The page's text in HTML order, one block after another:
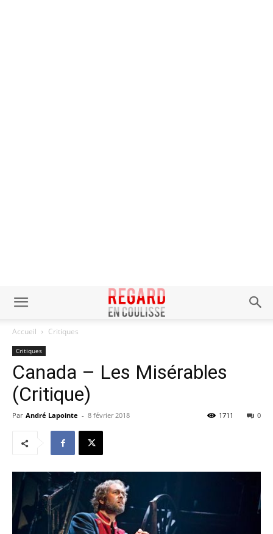
Accueil Critiques
Critiques
Canada – Les Misérables
(Critique)
Par André Lapointe - 8 février 2018 0
1711